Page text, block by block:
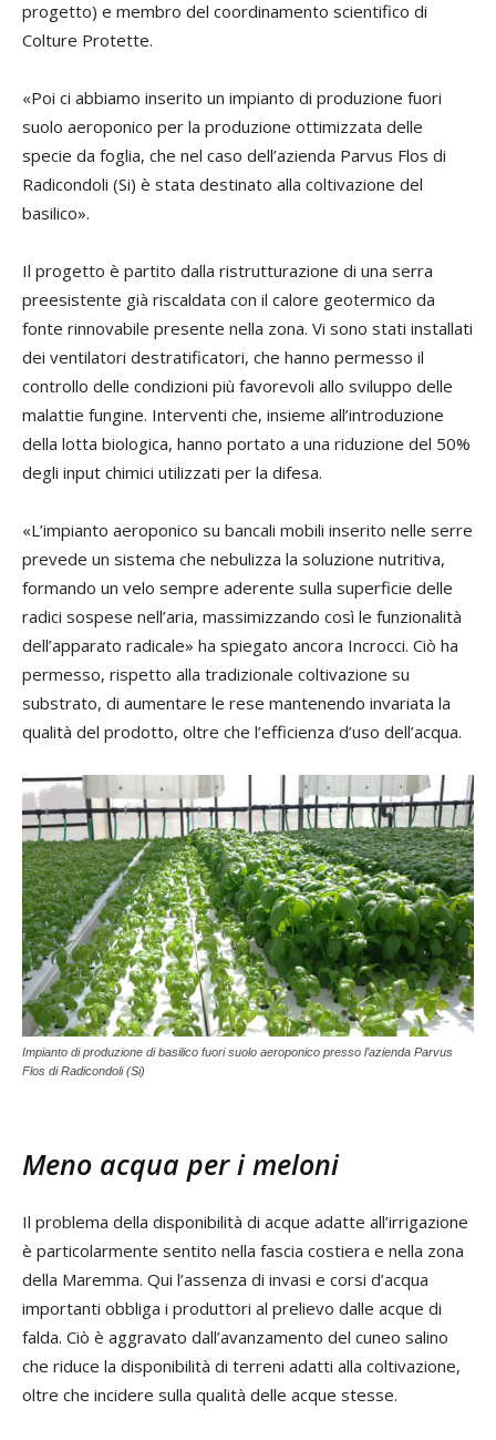
progetto) e membro del coordinamento scientifico di
Colture Protette.
«Poi ci abbiamo inserito un impianto di produzione fuori
suolo aeroponico per la produzione ottimizzata delle
specie da foglia, che nel caso dell’azienda Parvus Flos di
Radicondoli (Si) è stata destinato alla coltivazione del
basilico».
Il progetto è partito dalla ristrutturazione di una serra
preesistente già riscaldata con il calore geotermico da
fonte rinnovabile presente nella zona. Vi sono stati installati
dei ventilatori destratificatori, che hanno permesso il
controllo delle condizioni più favorevoli allo sviluppo delle
malattie fungine. Interventi che, insieme all’introduzione
della lotta biologica, hanno portato a una riduzione del 50%
degli input chimici utilizzati per la difesa.
«L’impianto aeroponico su bancali mobili inserito nelle serre
prevede un sistema che nebulizza la soluzione nutritiva,
formando un velo sempre aderente sulla superficie delle
radici sospese nell’aria, massimizzando così le funzionalità
dell’apparato radicale» ha spiegato ancora Incrocci. Ciò ha
permesso, rispetto alla tradizionale coltivazione su
substrato, di aumentare le rese mantenendo invariata la
qualità del prodotto, oltre che l’efficienza d’uso dell’acqua.
Impianto di produzione di basilico fuori suolo aeroponico presso l’azienda Parvus
Flos di Radicondoli (Si)
Meno acqua per i meloni
Il problema della disponibilità di acque adatte all’irrigazione
è particolarmente sentito nella fascia costiera e nella zona
della Maremma. Qui l’assenza di invasi e corsi d’acqua
importanti obbliga i produttori al prelievo dalle acque di
falda. Ciò è aggravato dall’avanzamento del cuneo salino
che riduce la disponibilità di terreni adatti alla coltivazione,
oltre che incidere sulla qualità delle acque stesse.